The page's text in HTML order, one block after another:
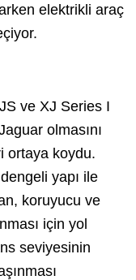
elektrikli araç
ve XJ Series I
olmasını
ortaya koydu.
yapı ile
koruyucu ve
için yol
seviyesinin